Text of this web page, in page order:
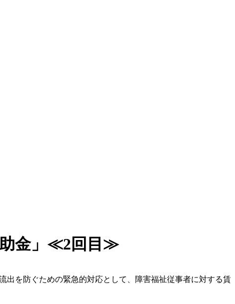
助金」≪2回目≫
出を防ぐための緊急的対応として、障害福祉従事者に対する賃